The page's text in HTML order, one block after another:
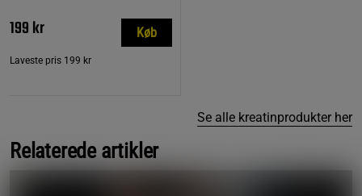
199 kr
Laveste pris 199 kr
Køb
Se alle kreatinprodukter her
Relaterede artikler